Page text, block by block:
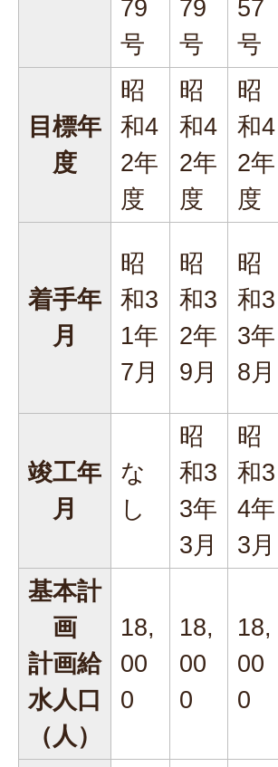
79
号
79
号
57
号
目標年
度
昭
和4
2年
度
昭
和4
2年
度
昭
和4
2年
度
着手年
月
昭
和3
1年
7月
昭
和3
2年
9月
昭
和3
3年
8月
竣工年
月
な
し
昭
和3
3年
3月
昭
和3
4年
3月
基本計
画
計画給
水人口
（人）
18,
00
0
18,
00
0
18,
00
0